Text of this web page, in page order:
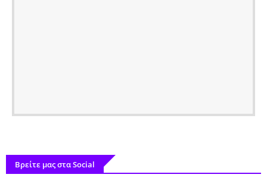
Βρείτε μας στα Social